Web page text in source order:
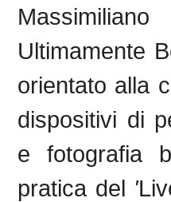
Ultimamente
orientato alla
dispositivi di
e fotografia
pratica del '